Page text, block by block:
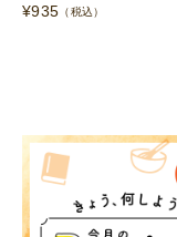
¥935 （税込）